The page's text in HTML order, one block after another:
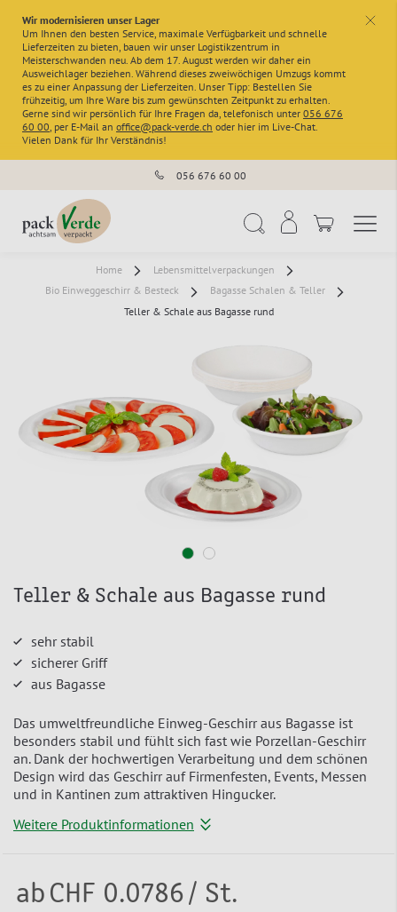
x
Wir modernisieren unser Lager
Um Ihnen den besten Service, maximale Verfügbarkeit und schnelle
Lieferzeiten zu bieten, bauen wir unser Logistikzentrum in
Meisterschwanden neu. Ab dem 17. August werden wir daher ein
Ausweichlager beziehen. Während dieses zweiwöchigen Umzugs kommt
es zu einer Anpassung der Lieferzeiten. Unser Tipp: Bestellen Sie
frühzeitig, um Ihre Ware bis zum gewünschten Zeitpunkt zu erhalten.
Gerne sind wir persönlich für Ihre Fragen da, telefonisch unter 056 676
60 00, per E-Mail an office@pack-verde.ch oder hier im Live-Chat.
Vielen Dank für Ihr Verständnis!
056 676 60 00
Home
Lebensmittelverpackungen
Bio Einweggeschirr & Besteck
Bagasse Schalen & Teller
Teller & Schale aus Bagasse rund
Teller & Schale aus Bagasse rund
sehr stabil
sicherer Griff
aus Bagasse
Das umweltfreundliche Einweg-Geschirr aus Bagasse ist
besonders stabil und fühlt sich fast wie Porzellan-Geschirr
an. Dank der hochwertigen Verarbeitung und dem schönen
Design wird das Geschirr auf Firmenfesten, Events, Messen
und in Kantinen zum attraktiven Hingucker.
Weitere Produktinformationen
ab CHF 0.0786/ St.